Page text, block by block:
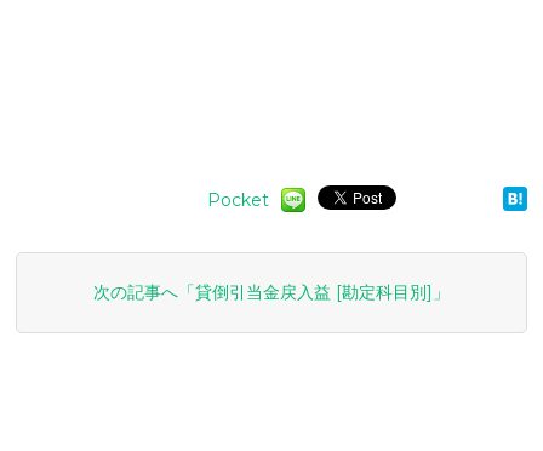
Pocket
次の記事へ「貸倒引当金戻入益 [勘定科目別]」